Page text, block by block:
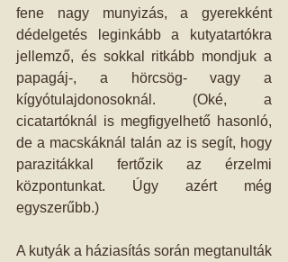
fene nagy munyizás, a gyerekként
dédelgetés leginkább a kutyatartókra
jellemző, és sokkal ritkább mondjuk a
papagáj-, a hörcsög- vagy a
kígyótulajdonosoknál. (Oké, a
cicatartóknál is megfigyelhető hasonló,
de a macskáknál talán az is segít, hogy
parazitákkal fertőzik az érzelmi
központunkat. Úgy azért még
egyszerűbb.)
A kutyák a háziasítás során megtanulták